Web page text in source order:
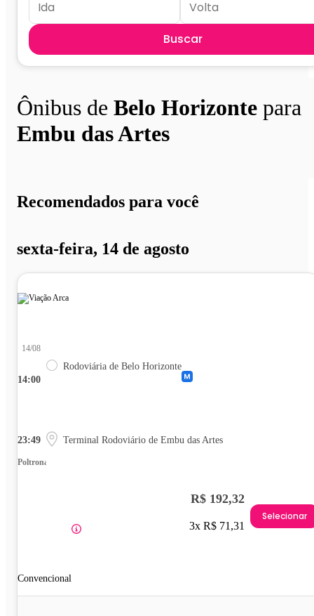
Buscar
Ônibus de Belo Horizonte para
Embu das Artes
Recomendados para você
sexta-feira, 14 de agosto
14:00
14/08
Rodoviária de Belo Horizonte
23:49 Terminal Rodoviário de Embu das Artes
Poltrona
Convencional
R$ 192,32
3x R$ 71,31
Selecionar